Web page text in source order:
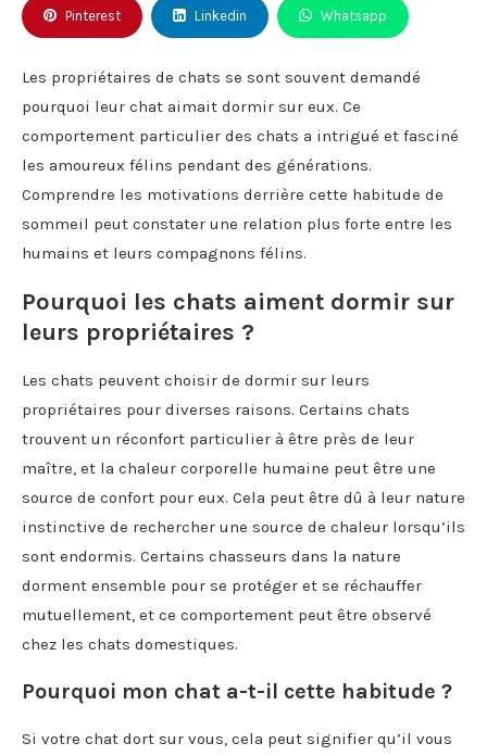
Pinterest Linkedin Whatsapp
Les propriétaires de chats se sont souvent demandé
pourquoi leur chat aimait dormir sur eux. Ce
comportement particulier des chats a intrigué et fasciné
les amoureux félins pendant des générations.
Comprendre les motivations derrière cette habitude de
sommeil peut constater une relation plus forte entre les
humains et leurs compagnons félins.
Pourquoi les chats aiment dormir sur
leurs propriétaires ?
Les chats peuvent choisir de dormir sur leurs
propriétaires pour diverses raisons. Certains chats
trouvent un réconfort particulier à être près de leur
maître, et la chaleur corporelle humaine peut être une
source de confort pour eux. Cela peut être dû à leur nature
instinctive de rechercher une source de chaleur lorsqu’ils
sont endormis. Certains chasseurs dans la nature
dorment ensemble pour se protéger et se réchauffer
mutuellement, et ce comportement peut être observé
chez les chats domestiques.
Pourquoi mon chat a-t-il cette habitude ?
Si votre chat dort sur vous, cela peut signifier qu’il vous